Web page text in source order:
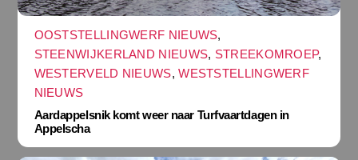
OOSTSTELLINGWERF NIEUWS,
STEENWIJKERLAND NIEUWS, STREEKOMROEP,
WESTERVELD NIEUWS,WESTSTELLINGWERF
NIEUWS
Aardappelsnik komt weer naar Turfvaartdagen in
Appelscha